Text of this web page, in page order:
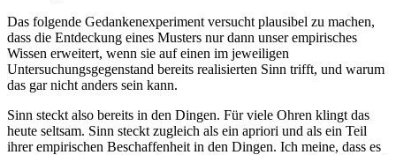
Das folgende Gedankenexperiment versucht plausibel zu machen,
dass die Entdeckung eines Musters nur dann unser empirisches
Wissen erweitert, wenn sie auf einen im jeweiligen
Untersuchungsgegenstand bereits realisierten Sinn trifft, und warum
das gar nicht anders sein kann.
Sinn steckt also bereits in den Dingen. Für viele Ohren klingt das
heute seltsam. Sinn steckt zugleich als ein apriori und als ein Teil
ihrer empirischen Beschaffenheit in den Dingen. Ich meine, dass es